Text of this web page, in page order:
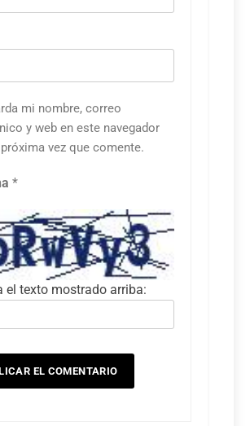
mi nombre, correo
y web en este navegador
vez que comente.
*
el texto mostrado arriba: